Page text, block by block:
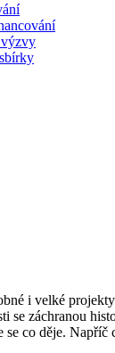
i velké
se záchranou
se co děje. Napříč